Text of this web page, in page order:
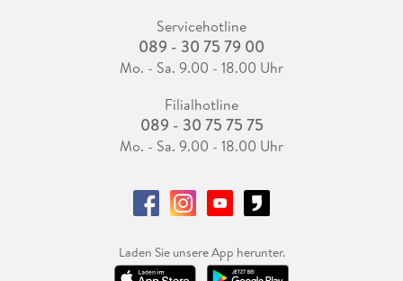
Servicehotline
089 - 30 75 79 00
Mo. - Sa. 9.00 - 18.00 Uhr
Filialhotline
089 - 30 75 75 75
Mo. - Sa. 9.00 - 18.00 Uhr
Laden Sie unsere App herunter.